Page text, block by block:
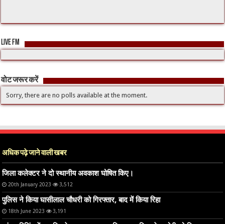
LIVE FM
वोट जरूर करें
Sorry, there are no polls available at the moment.
अधिक पढ़े जाने वाली खबर
जिला कलेक्टर ने दो स्थानीय अवकाश घोषित किए।
20th January 2023 3,512
पुलिस ने किया घासीलाल चौधरी को गिरफ्तार, बाद में किया रिहा
18th June 2023 3,191